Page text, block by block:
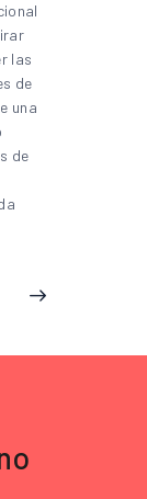
las
de
una
de